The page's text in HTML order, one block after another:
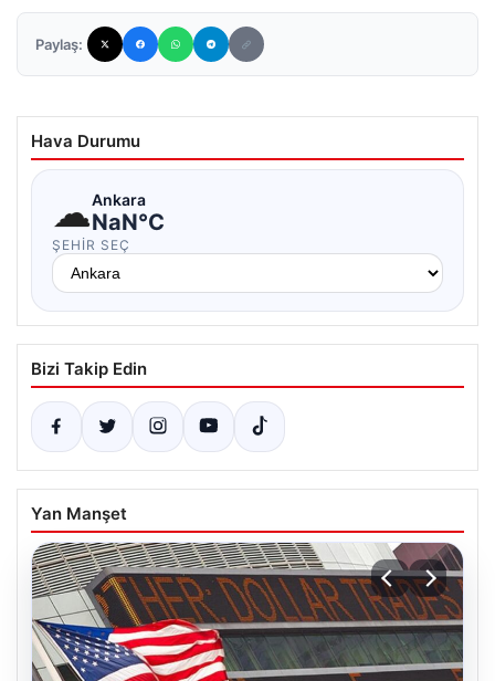
Paylaş:
Hava Durumu
☁Ankara
NaN°C
ŞEHIR SEÇ
Bizi Takip Edin
Yan Manşet